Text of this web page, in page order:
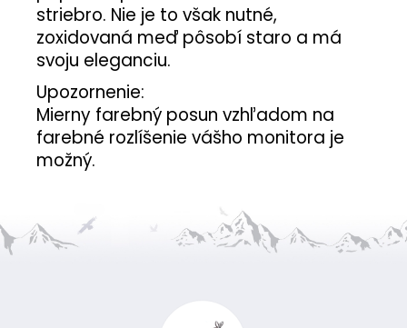
striebro. Nie je to však nutné,
zoxidovaná meď pôsobí staro a má
svoju eleganciu.
Upozornenie:
Mierny farebný posun vzhľadom na
farebné rozlíšenie vášho monitora je
možný.